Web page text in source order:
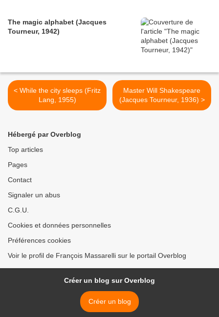
The magic alphabet (Jacques
Tourneur, 1942)
< While the city sleeps (Fritz
Lang, 1955)
Master Will Shakespeare
(Jacques Tourneur, 1936) >
Hébergé par Overblog
Top articles
Pages
Contact
Signaler un abus
C.G.U.
Cookies et données personnelles
Préférences cookies
Voir le profil de François Massarelli sur le portail Overblog
Créer un blog sur Overblog
Créer un blog